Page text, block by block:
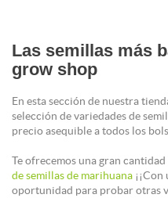
Las semillas más
grow shop
En esta sección de nuestra
selección de variedades de
precio asequible a todos los
Te ofrecemos una gran
de semillas de marihuana
oportunidad para probar otras